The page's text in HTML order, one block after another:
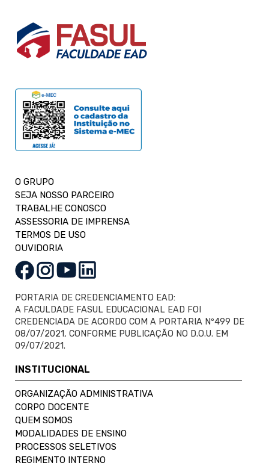
O GRUPO
SEJA NOSSO PARCEIRO
TRABALHE CONOSCO
ASSESSORIA DE IMPRENSA
TERMOS DE USO
OUVIDORIA
PORTARIA DE CREDENCIAMENTO EAD:
A FACULDADE FASUL EDUCACIONAL EAD FOI
CREDENCIADA DE ACORDO COM A PORTARIA Nº499 DE
08/07/2021, CONFORME PUBLICAÇÃO NO D.O.U. EM
09/07/2021.
INSTITUCIONAL
ORGANIZAÇÃO ADMINISTRATIVA
CORPO DOCENTE
QUEM SOMOS
MODALIDADES DE ENSINO
PROCESSOS SELETIVOS
REGIMENTO INTERNO